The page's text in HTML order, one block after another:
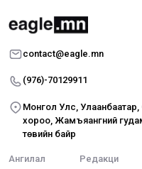
contact@eagle.mn
(976)-70129911
Монгол Улс, Улаанбаатар,
хороо, Жамъяангүний
төвийн байр
Ангилал
Редакци